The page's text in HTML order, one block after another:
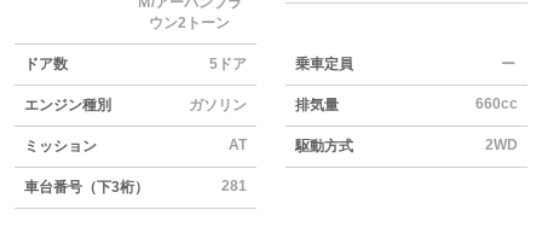
ウン2トーン
ドア数 5ドア 乗車定員 ー
エンジン種別 ガソリン 排気量 660cc
ミッション AT 駆動方式 2WD
車台番号（下3桁） 281